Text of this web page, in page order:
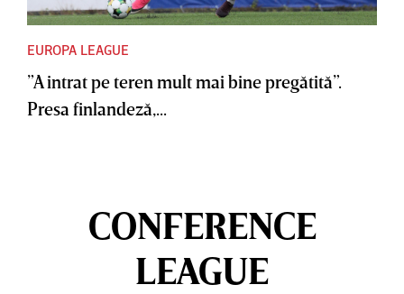
EUROPA LEAGUE
”A intrat pe teren mult mai bine pregătită”.
Presa finlandeză,...
CONFERENCE
LEAGUE